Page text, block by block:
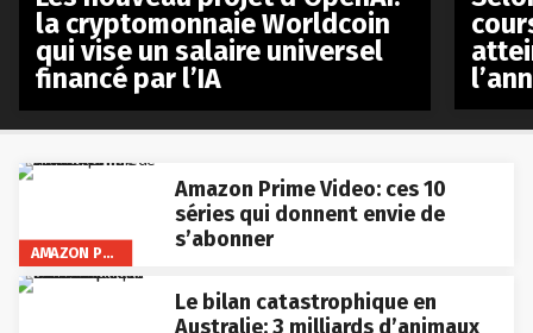
AMAZON PRIME VIDEO
Amazon Prime Video: ces 10
séries qui donnent envie de
s’abonner
Le bilan catastrophique en
Australie: 3 milliards d’animaux
la cryptomonnaie Worldcoin
qui vise un salaire universel
financé par l’IA